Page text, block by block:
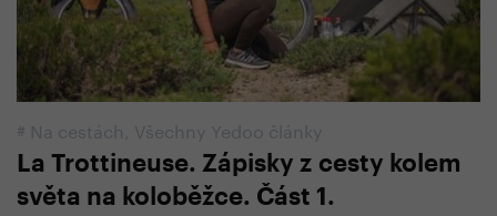
# Na cestách Všechny Yedoo články
La Trottineuse. Zápisky z cesty kolem
světa na koloběžce. Část 1.